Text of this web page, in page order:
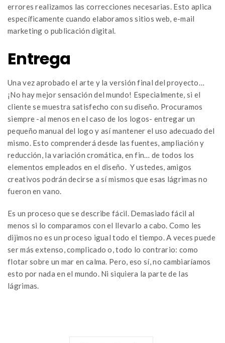
errores realizamos las correcciones necesarias. Esto aplica
específicamente cuando elaboramos sitios web, e-mail
marketing o publicación digital.
Entrega
Una vez aprobado el arte y la versión final del proyecto…
¡No hay mejor sensación del mundo! Especialmente, si el
cliente se muestra satisfecho con su diseño. Procuramos
siempre -al menos en el caso de los logos- entregar un
pequeño manual del logo y así mantener el uso adecuado del
mismo. Esto comprenderá desde las fuentes, ampliación y
reducción, la variación cromática, en fin… de todos los
elementos empleados en el diseño. Y ustedes, amigos
creativos podrán decirse a sí mismos que esas lágrimas no
fueron en vano.
Es un proceso que se describe fácil. Demasiado fácil al
menos si lo comparamos con el llevarlo a cabo. Como les
dijimos no es un proceso igual todo el tiempo. A veces puede
ser más extenso, complicado o, todo lo contrario: como
flotar sobre un mar en calma. Pero, eso sí, no cambiaríamos
esto por nada en el mundo. Ni siquiera la parte de las
lágrimas.